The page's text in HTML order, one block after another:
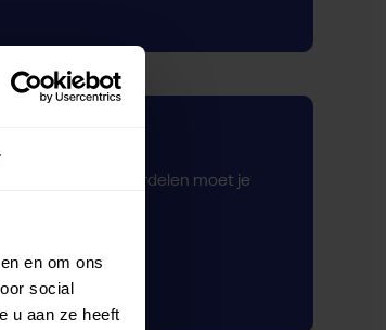
en om ons
social
u aan ze heeft
te beoordelen moet je